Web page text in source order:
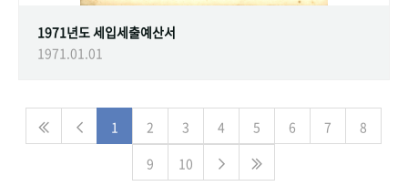
1971년도 세입세출예산서
1971.01.01
1 2 3 4 5 6 7
8
9
10